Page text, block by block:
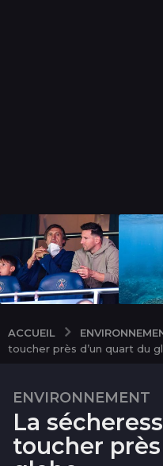
ACCUEIL
toucher près d’un quart du
9
a
n
s
ENVIRONNEMENT
La
toucher